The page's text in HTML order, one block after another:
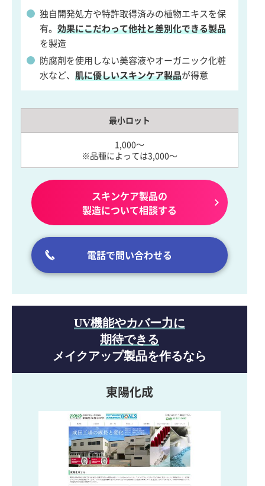
独自開発処方や特許取得済みの植物エキスを保
有。 効果にこだわって他社と差別化できる製品
を製造
防腐剤を使用しない美容液やオーガニック化粧
水など、 肌に優しいスキンケア製品が得意
最小ロット
1,000～
※品種によっては3,000～
スキンケア製品の
製造について相談する
電話で問い合わせる
UV機能やカバー力に
期待できる
メイクアップ製品を作るなら
東陽化成